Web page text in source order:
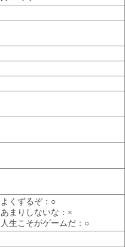
よくずるぞ：○
あまりしないな：×
人生こそがゲームだ：○